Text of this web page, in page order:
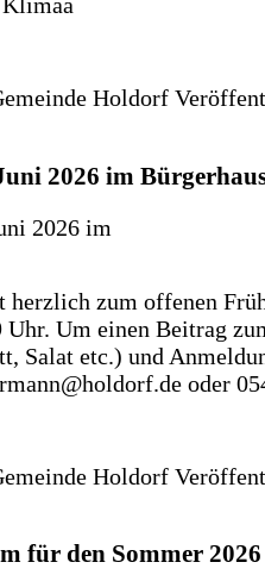
Holdorf
2026 im
herzlich zum offenen
Uhr. Um einen Beitrag
Salat etc.) und
oder
Holdorf
für den Sommer